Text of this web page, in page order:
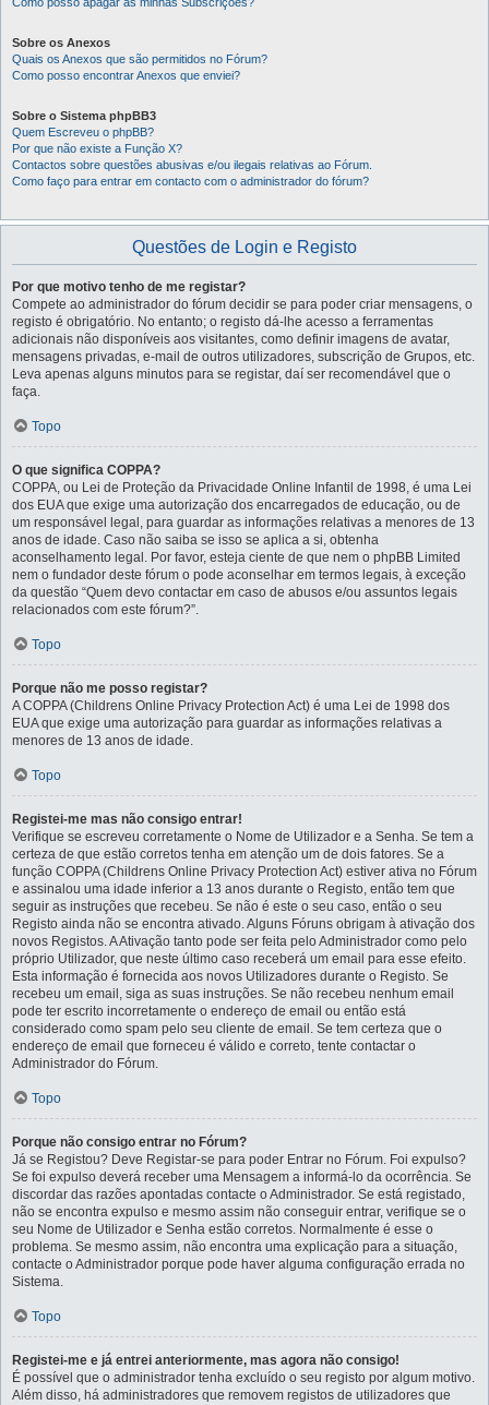
Sobre os Anexos
Quais os Anexos que são permitidos no Fórum?
Como posso encontrar Anexos que enviei?
Sobre o Sistema phpBB3
Quem Escreveu o phpBB?
Por que não existe a Função X?
Contactos sobre questões abusivas e/ou ilegais relativas ao Fórum.
Como faço para entrar em contacto com o administrador do fórum?
Questões de Login e Registo
Por que motivo tenho de me registar?
Compete ao administrador do fórum decidir se para poder criar mensagens, o
registo é obrigatório. No entanto; o registo dá-lhe acesso a ferramentas
adicionais não disponíveis aos visitantes, como definir imagens de avatar,
mensagens privadas, e-mail de outros utilizadores, subscrição de Grupos, etc.
Leva apenas alguns minutos para se registar, daí ser recomendável que o
faça.
Topo
O que significa COPPA?
COPPA, ou Lei de Proteção da Privacidade Online Infantil de 1998, é uma Lei
dos EUA que exige uma autorização dos encarregados de educação, ou de
um responsável legal, para guardar as informações relativas a menores de 13
anos de idade. Caso não saiba se isso se aplica a si, obtenha
aconselhamento legal. Por favor, esteja ciente de que nem o phpBB Limited
nem o fundador deste fórum o pode aconselhar em termos legais, à exceção
da questão “Quem devo contactar em caso de abusos e/ou assuntos legais
relacionados com este fórum?”.
Topo
Porque não me posso registar?
A COPPA (Childrens Online Privacy Protection Act) é uma Lei de 1998 dos
EUA que exige uma autorização para guardar as informações relativas a
menores de 13 anos de idade.
Topo
Registei-me mas não consigo entrar!
Verifique se escreveu corretamente o Nome de Utilizador e a Senha. Se tem a
certeza de que estão corretos tenha em atenção um de dois fatores. Se a
função COPPA (Childrens Online Privacy Protection Act) estiver ativa no Fórum
e assinalou uma idade inferior a 13 anos durante o Registo, então tem que
seguir as instruções que recebeu. Se não é este o seu caso, então o seu
Registo ainda não se encontra ativado. Alguns Fóruns obrigam à ativação dos
novos Registos. A Ativação tanto pode ser feita pelo Administrador como pelo
próprio Utilizador, que neste último caso receberá um email para esse efeito.
Esta informação é fornecida aos novos Utilizadores durante o Registo. Se
recebeu um email, siga as suas instruções. Se não recebeu nenhum email
pode ter escrito incorretamente o endereço de email ou então está
considerado como spam pelo seu cliente de email. Se tem certeza que o
endereço de email que forneceu é válido e correto, tente contactar o
Administrador do Fórum.
Topo
Porque não consigo entrar no Fórum?
Já se Registou? Deve Registar-se para poder Entrar no Fórum. Foi expulso?
Se foi expulso deverá receber uma Mensagem a informá-lo da ocorrência. Se
discordar das razões apontadas contacte o Administrador. Se está registado,
não se encontra expulso e mesmo assim não conseguir entrar, verifique se o
seu Nome de Utilizador e Senha estão corretos. Normalmente é esse o
problema. Se mesmo assim, não encontra uma explicação para a situação,
contacte o Administrador porque pode haver alguma configuração errada no
Sistema.
Topo
Registei-me e já entrei anteriormente, mas agora não consigo!
É possível que o administrador tenha excluído o seu registo por algum motivo.
Além disso, há administradores que removem registos de utilizadores que